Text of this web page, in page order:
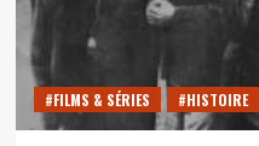
détenu
Club
#FILMS & SÉRIES #HISTOIRE